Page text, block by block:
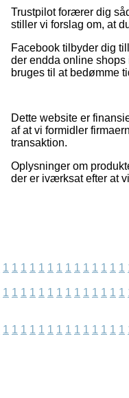
Trustpilot forærer dig
stiller vi forslag om, at
Facebook tilbyder dig
der endda online shops
bruges til at bedømme
Dette website er
af at vi formidler
transaktion.
Oplysninger om
der er iværksat efter at
1 1 1 1 1 1 1 1 1 1 1 1 1 1
1 1 1 1 1 1 1 1 1 1 1 1 1 1
1 1 1 1 1 1 1 1 1 1 1 1 1 1